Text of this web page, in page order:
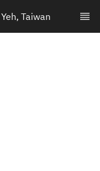
Taiwan